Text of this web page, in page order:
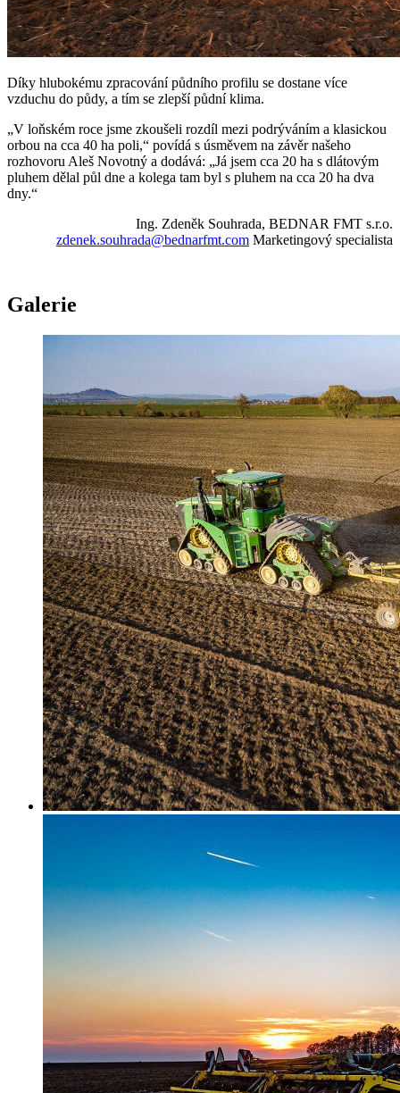
Díky hlubokému zpracování půdního profilu se dostane více
vzduchu do půdy, a tím se zlepší půdní klima.
„V loňském roce jsme zkoušeli rozdíl mezi podrýváním a klasickou
orbou na cca 40 ha poli,“ povídá s úsměvem na závěr našeho
rozhovoru Aleš Novotný a dodává: „Já jsem cca 20 ha s dlátovým
pluhem dělal půl dne a kolega tam byl s pluhem na cca 20 ha dva
dny.“
Ing. Zdeněk Souhrada, BEDNAR FMT s.r.o.
zdenek.souhrada@bednarfmt.com Marketingový specialista
Galerie